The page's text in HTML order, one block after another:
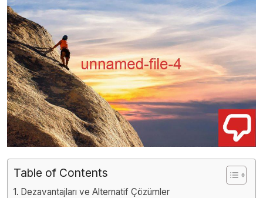
Table of Contents
Dezavantajları ve Alternatif Çözümler